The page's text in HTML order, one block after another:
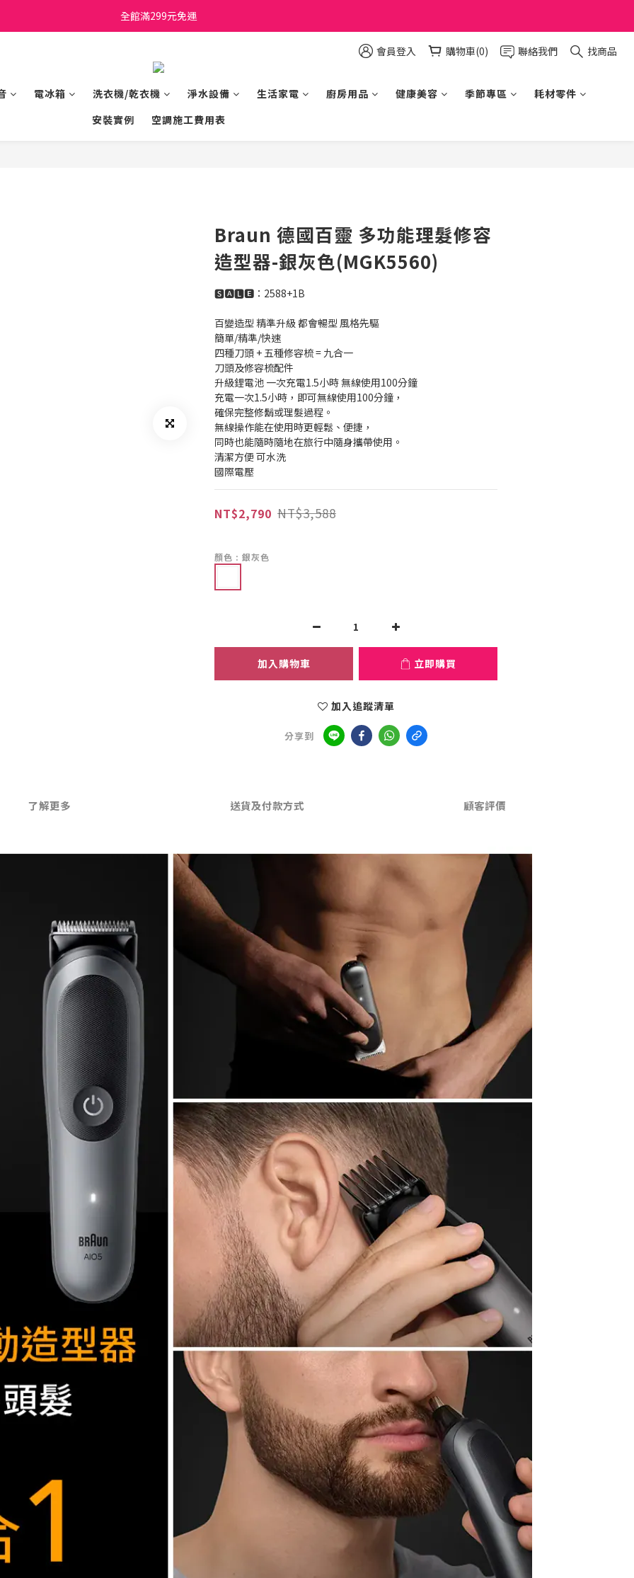
日立家電、國際牌 原廠管制價格 私訊優惠價
全館滿299元免運
會員登入 購物車(0) 聯絡我們 找商品
電冰箱 洗衣機/乾衣機 淨水設備 生活家電 廚房用品 健康美容 季節專區
耗材零件
安裝實例
空調施工費用表
Braun 德國百靈 多功能理髮修容
造型器-銀灰色(MGK5560)
🆂🅰🅻🅴：2588+1B
百變造型 精準升級 都會暢型 風格先驅
簡單/精準/快速
四種刀頭 + 五種修容梳 = 九合一
刀頭及修容梳配件
升級鋰電池 一次充電1.5小時 無線使用100分鐘
充電一次1.5小時，即可無線使用100分鐘，
確保完整修鬍或理髮過程。
無線操作能在使用時更輕鬆、便捷，
同時也能隨時隨地在旅行中隨身攜帶使用。
清潔方便 可水洗
國際電壓
NT$2,790 NT$3,588
顏色 : 銀灰色
加入購物車 立即購買
加入追蹤清單
分享到
了解更多 送貨及付款方式 顧客評價